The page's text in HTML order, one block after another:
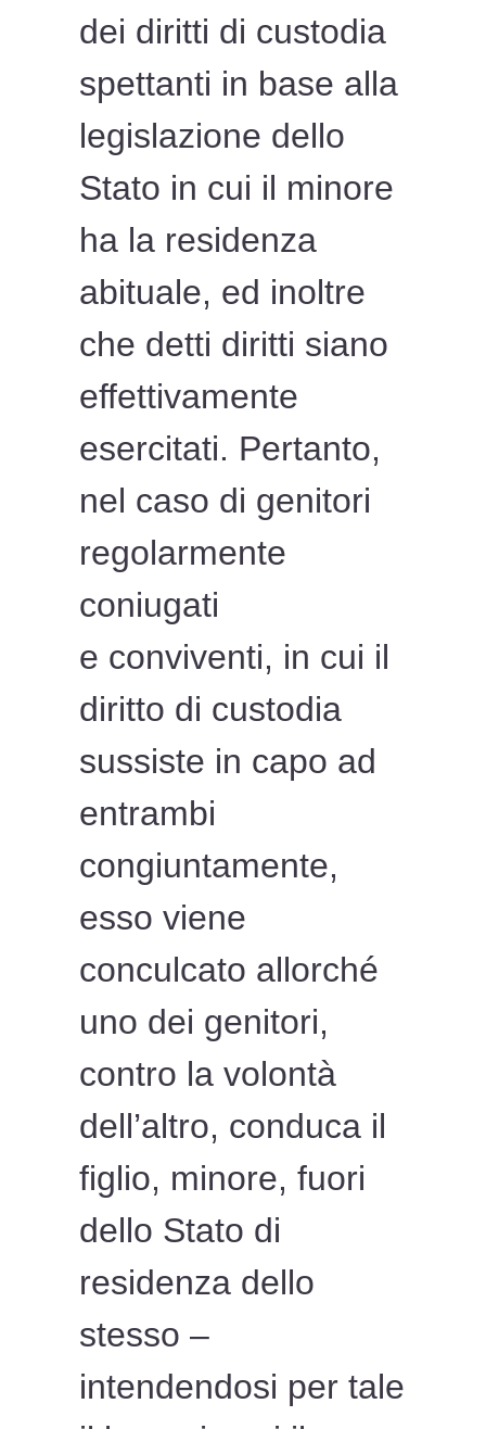
dei diritti di custodia
spettanti in base alla
legislazione dello
Stato in cui il minore
ha la residenza
abituale, ed inoltre
che detti diritti siano
effettivamente
esercitati. Pertanto,
nel caso di genitori
regolarmente
coniugati
e conviventi, in cui il
diritto di custodia
sussiste in capo ad
entrambi
congiuntamente,
esso viene
conculcato allorché
uno dei genitori,
contro la volontà
dell’altro, conduca il
figlio, minore, fuori
dello Stato di
residenza dello
stesso –
intendendosi per tale